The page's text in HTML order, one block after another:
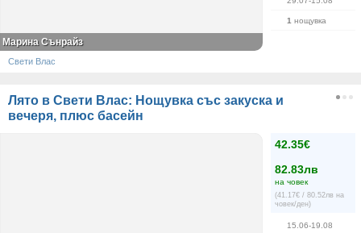
1 нощувка
Марина Сънрайз
Свети Влас
Лято в Свети Влас: Нощувка със закуска и
вечеря, плюс басейн
42.35€
82.83лв
на човек
(41.17€ / 80.52лв на
човек/ден)
15.06-19.08